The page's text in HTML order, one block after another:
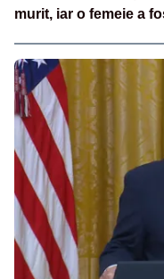
murit, iar o femeie a